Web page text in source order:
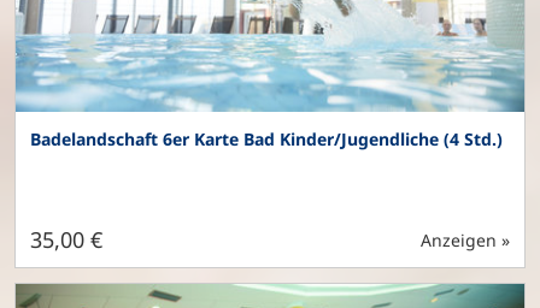
Badelandschaft 6er Karte Bad Kinder/Jugendliche (4 Std.)
35,00 € Anzeigen »